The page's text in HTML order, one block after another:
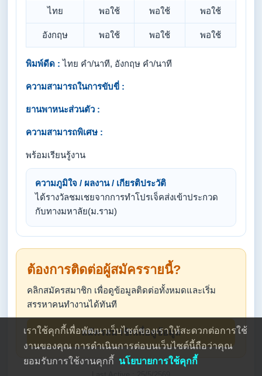
ไทย พอใช้ พอใช้ พอใช้
อังกฤษ พอใช้ พอใช้ พอใช้
พิมพ์ดีด : ไทย คำ/นาที, อังกฤษ คำ/นาที
ความสามารถในการขับขี่ :
ยานพาหนะส่วนตัว :
ความสามารถพิเศษ :
พร้อมเรียนรู้งาน
ความภูมิใจ / ผลงาน / เกียรติประวัติ
ได้รางวัลชมเชยจากการทำโปรเจ็คส่งเข้าประกวด
กับทางมหาลัย(ม.ราม)
ต้องการติดต่อผู้สมัครรายนี้?
คลิกสมัครสมาชิก เพื่อดูข้อมูลติดต่อทั้งหมดและเริ่ม
สรรหาคนทำงานได้ทันที
สมัครสมาชิกเพื่อดูข้อมูล
เราใช้คุกกี้เพื่อพัฒนาเว็บไซต์ของเราให้สะดวกต่อการใช้
งานของคุณ การดำเนินการต่อบนเว็บไซต์นี้ถือว่าคุณ
ยอมรับการใช้งานคุกกี้ นโยบายการใช้คุกกี้